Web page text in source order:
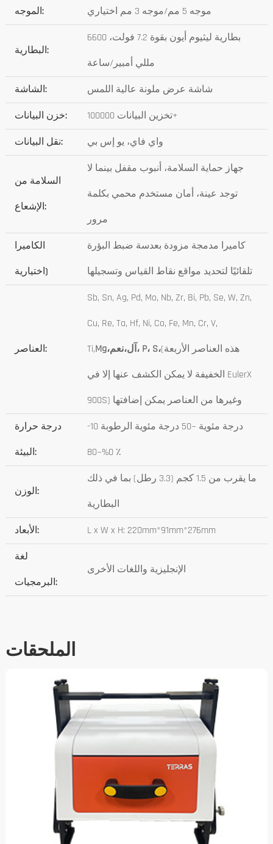
الموجه: موجه 5 مم/موجه 3 مم اختياري
البطارية:
بطارية ليثيوم أيون بقوة 7.2 فولت، 6600
مللي أمبير/ساعة
الشاشة: شاشة عرض ملونة عالية اللمس
خزن البيانات: تخزين البيانات 100000+
نقل البيانات: واي فاي، يو إس بي
السلامة من
الإشعاع:
جهاز حماية السلامة، أنبوب مقفل بينما لا
توجد عينة، أمان مستخدم محمي بكلمة
مرور
الكاميرا
(اختيارية
كاميرا مدمجة مزودة بعدسة ضبط البؤرة
تلقائيًا لتحديد مواقع نقاط القياس وتسجيلها
العناصر:
Sb, Sn, Ag, Pd, Mo, Nb, Zr, Bi, Pb, Se, W, Zn,
Cu, Re, Ta, Hf, Ni, Co, Fe, Mn, Cr, V,
Ti,Mg، آل،نعم، P، S،(هذه العناصر الأربعة
الخفيفة لا يمكن الكشف عنها إلا في EulerX
درجة حرارة
البيئة:
-10 درجة مئوية ~50 درجة مئوية الرطوبة
0%~80 ٪
الوزن:
ما يقرب من 1.5 كجم (3.3 رطل) بما في ذلك
البطارية
الأبعاد: L x W x H: 220mm*91mm*276mm
لغة
البرمجيات:
الإنجليزية واللغات الأخرى
الملحقات